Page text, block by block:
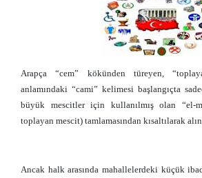
Arapça “cem” kökünden türeyen,
anlamındaki “cami” kelimesi başlangıçta
büyük mescitler için kullanılmış olan “el-
toplayan mescit) tamlamasından kısaltılarak
Ancak halk arasında mahallelerdeki küçük